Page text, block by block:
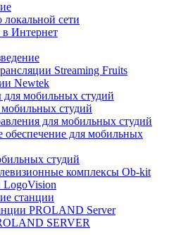
сети
Интернет
Streaming Fruits
Newtek
для мобильных студий
студий
для мобильных студий
обеспечение для мобильных
студий
комплексы Ob-kit
LogoVision
станции
PROLAND Server
SERVER